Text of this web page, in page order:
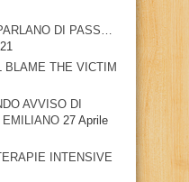
DI PASS…
BLAME THE VICTIM
AVVISO DI
EMILIANO 27 Aprile
INTENSIVE